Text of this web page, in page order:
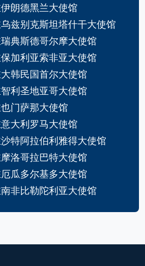
朗德黑兰大使馆
兹别克斯坦塔什干大使馆
典斯德哥尔摩大使馆
加利亚索非亚大使馆
韩民国首尔大使馆
利圣地亚哥大使馆
门萨那大使馆
大利罗马大使馆
特阿拉伯利雅得大使馆
洛哥拉巴特大使馆
瓜多尔基多大使馆
非比勒陀利亚大使馆